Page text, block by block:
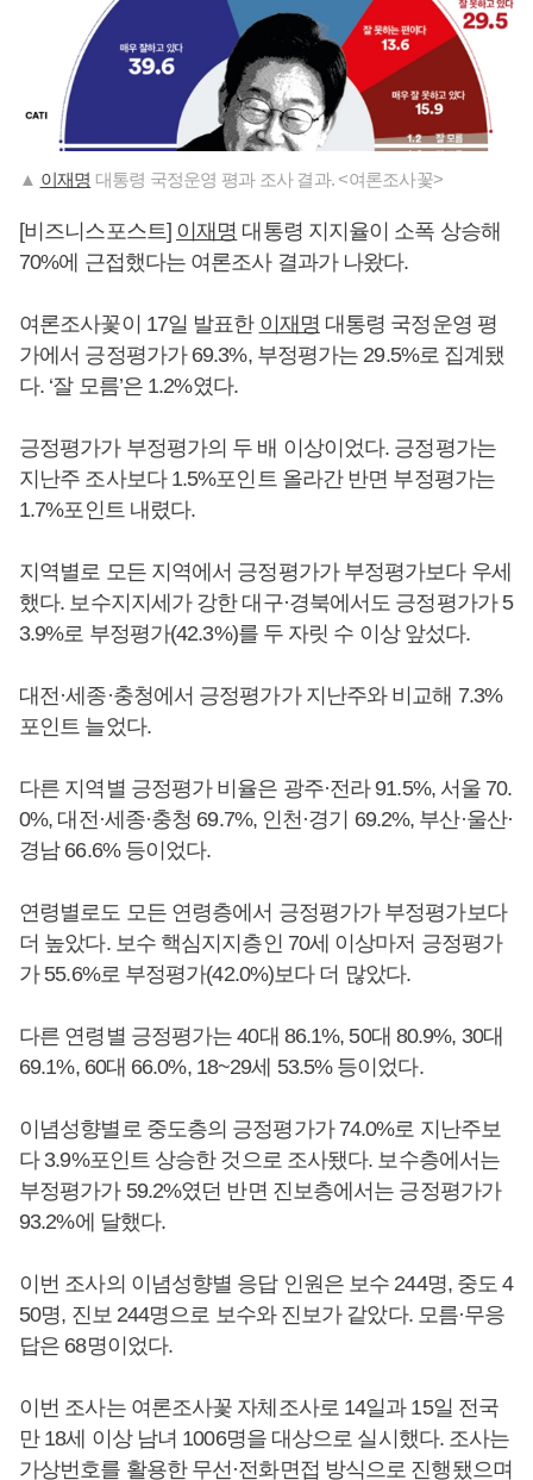
▲ 이재명 대통령 국정운영 평과 조사 결과. <여론조사꽃>
[비즈니스포스트] 이재명 대통령 지지율이 소폭 상승해
70%에 근접했다는 여론조사 결과가 나왔다.
여론조사꽃이 17일 발표한 이재명 대통령 국정운영 평
가에서 긍정평가가 69.3%, 부정평가는 29.5%로 집계됐
다. ‘잘 모름’은 1.2%였다.
긍정평가가 부정평가의 두 배 이상이었다. 긍정평가는
지난주 조사보다 1.5%포인트 올라간 반면 부정평가는
1.7%포인트 내렸다.
지역별로 모든 지역에서 긍정평가가 부정평가보다 우세
했다. 보수지지세가 강한 대구·경북에서도 긍정평가가 5
3.9%로 부정평가(42.3%)를 두 자릿 수 이상 앞섰다.
대전·세종·충청에서 긍정평가가 지난주와 비교해 7.3%
포인트 늘었다.
다른 지역별 긍정평가 비율은 광주·전라 91.5%, 서울 70.
0%, 대전·세종·충청 69.7%, 인천·경기 69.2%, 부산·울산·
경남 66.6% 등이었다.
연령별로도 모든 연령층에서 긍정평가가 부정평가보다
더 높았다. 보수 핵심지지층인 70세 이상마저 긍정평가
가 55.6%로 부정평가(42.0%)보다 더 많았다.
다른 연령별 긍정평가는 40대 86.1%, 50대 80.9%, 30대
69.1%, 60대 66.0%, 18~29세 53.5% 등이었다.
이념성향별로 중도층의 긍정평가가 74.0%로 지난주보
다 3.9%포인트 상승한 것으로 조사됐다. 보수층에서는
부정평가가 59.2%였던 반면 진보층에서는 긍정평가가
93.2%에 달했다.
이번 조사의 이념성향별 응답 인원은 보수 244명, 중도 4
50명, 진보 244명으로 보수와 진보가 같았다. 모름·무응
답은 68명이었다.
이번 조사는 여론조사꽃 자체조사로 14일과 15일 전국
만 18세 이상 남녀 1006명을 대상으로 실시했다. 조사는
가상번호를 활용한 무선·전화면접 방식으로 진행됐으며